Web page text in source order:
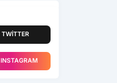
TWITTER
INSTAGRAM